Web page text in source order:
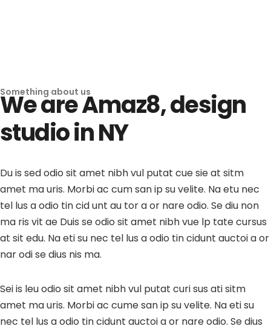
Something about us
We are Amaz8, design
studio in NY
Du is sed odio sit amet nibh vul putat cue sie at sitm
amet ma uris. Morbi ac cum san ip su velite. Na etu nec
tel lus a odio tin cid unt au tor a or nare odio. Se diu non
ma ris vit ae Duis se odio sit amet nibh vue lp tate cursus
at sit edu. Na eti su nec tel lus a odio tin cidunt auctoi a or
nar odi se dius nis ma.
Sei is leu odio sit amet nibh vul putat curi sus ati sitm
amet ma uris. Morbi ac cume san ip su velite. Na eti su
nec tel lus a odio tin cidunt auctoi a or nare odio. Se dius